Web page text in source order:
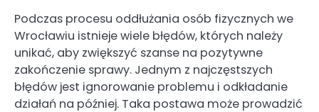
Podczas procesu oddłużania osób fizycznych we
Wrocławiu istnieje wiele błędów, których należy
unikać, aby zwiększyć szanse na pozytywne
zakończenie sprawy. Jednym z najczęstszych
błędów jest ignorowanie problemu i odkładanie
działań na później. Taka postawa może prowadzić